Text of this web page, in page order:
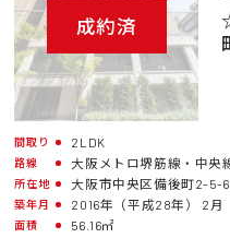
成約済
間取り 2LDK
路線 大阪メトロ堺筋線・中
所在地 大阪市中央区備後町2-5-6
築年月 2016年（平成28年） 2月
面積 56.16㎡